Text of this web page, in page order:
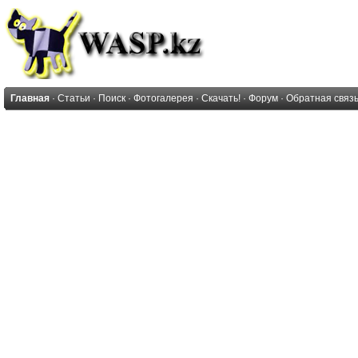
Главная · Статьи · Поиск · Фотогалерея · Скачать! · Форум · Обратная связь